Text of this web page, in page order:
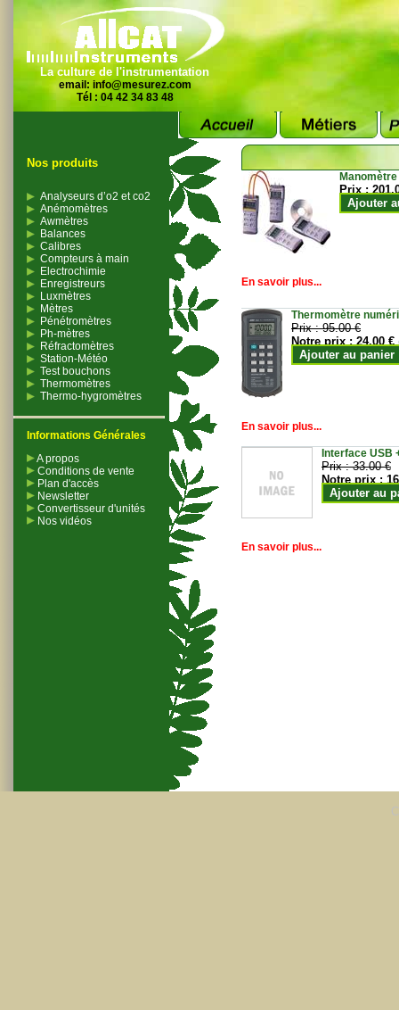
La culture de l'instrumentation
email: info@mesurez.com
Tél : 04 42 34 83 48
Nos produits
Analyseurs d’o2 et co2
Anémomètres
Awmètres
Balances
Calibres
Compteurs à main
Electrochimie
Enregistreurs
Luxmètres
Mètres
Pénétromètres
Ph-mètres
Réfractomètres
Station-Météo
Test bouchons
Thermomètres
Thermo-hygromètres
Informations Générales
A propos
Conditions de vente
Plan d'accès
Newsletter
Convertisseur d'unités
Nos vidéos
Prix :
Ajouter
En savoir plus...
Thermomètre
Prix :95.00 €
Notre prix :24.00 €
Ajouter au panier
En savoir plus...
Interface USB
Prix :33.00 €
Notre prix :
Ajouter au
En savoir plus...